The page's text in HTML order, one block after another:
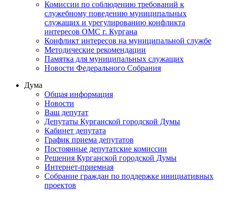
Комиссии по соблюдению требований к
служебному поведению муниципальных
служащих и урегулированию конфликта
интересов ОМС г. Кургана
Конфликт интересов на муниципальной службе
Методические рекомендации
Памятка для муниципальных служащих
Новости Федерального Cобрания
Дума
Общая информация
Новости
Ваш депутат
Депутаты Курганской городской Думы
Кабинет депутата
График приема депутатов
Постоянные депутатские комиссии
Решения Курганской городской Думы
Интернет-приемная
Собрание граждан по поддержке инициативных
проектов